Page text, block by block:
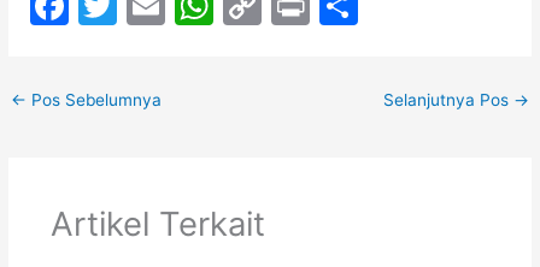
c
e
o
er
p k
ar
← Pos Sebelumnya Selanjutnya Pos →
Artikel Terkait